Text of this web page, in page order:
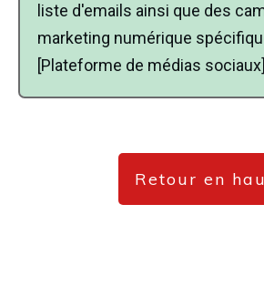
liste d'emails ainsi que des
marketing numérique
[Plateforme de médias
Retour en